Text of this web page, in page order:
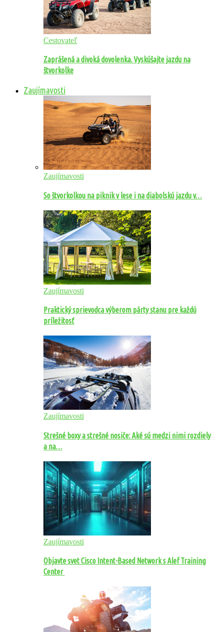
Cestovateľ
Zaprášená a divoká dovolenka. Vyskúšajte jazdu na
štvorkolke
Zaujímavosti
Zaujímavosti
So štvorkolkou na piknik v lese i na diabolskú jazdu v…
Zaujímavosti
Praktický sprievodca výberom párty stanu pre každú
príležitosť
Zaujímavosti
Strešné boxy a strešné nosiče: Aké sú medzi nimi rozdiely
a na…
Zaujímavosti
Objavte svet Cisco Intent-Based Network s Alef Training
Center